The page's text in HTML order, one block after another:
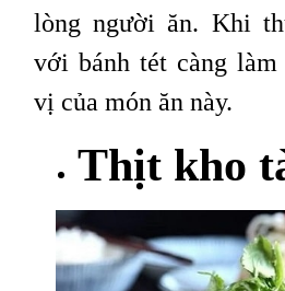
lòng người ăn. Khi
với bánh tét càng
vị của món ăn này.
Thịt kho